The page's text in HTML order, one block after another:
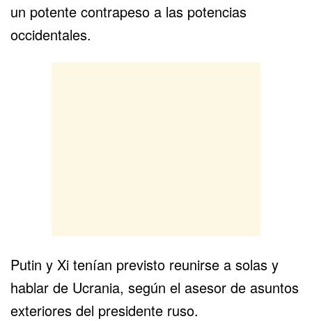
un potente contrapeso a las potencias
occidentales.
Putin y Xi tenían previsto reunirse a solas y
hablar de Ucrania, según el asesor de asuntos
exteriores del presidente ruso.